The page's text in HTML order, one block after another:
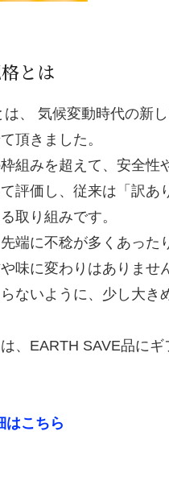
とは
、 気候変動時代の新
頂きました。
組みを超えて、安全性
評価し、従来は「訳あ
取り組みです。
端に不稔が多くあった
味に変わりはありませ
ないように、少し大き
、EARTH SAVE品にギ
はこちら